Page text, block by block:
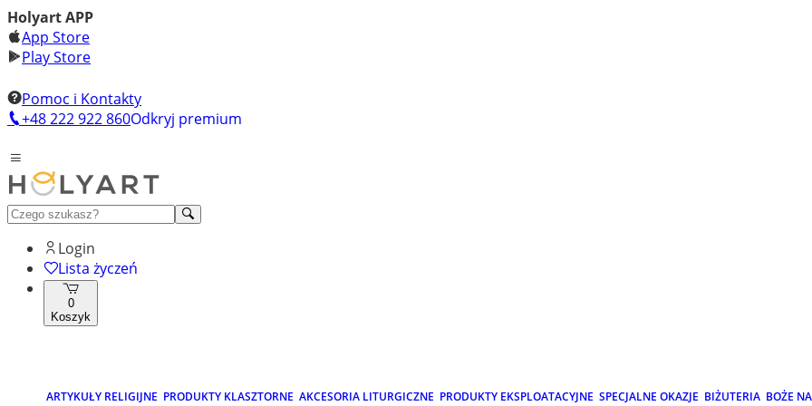
Holyart APP
App Store
Play Store
Pomoc i Kontakty
+48 222 922 860Odkryj premium
Login
Lista życzeń
0
Koszyk
ARTYKUŁY RELIGIJNE PRODUKTY KLASZTORNE AKCESORIA LITURGICZNE PRODUKTY EKSPLOATACYJNE SPECJALNE OKAZJE BIŻUTERIA BOŻE